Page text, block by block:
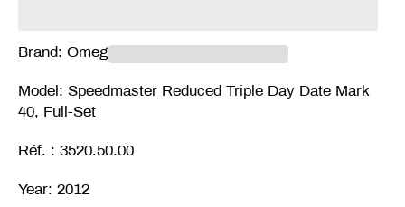
Brand: Omega
Model: Speedmaster Reduced Triple Day Date Mark
40, Full-Set
Réf. : 3520.50.00
Year: 2012